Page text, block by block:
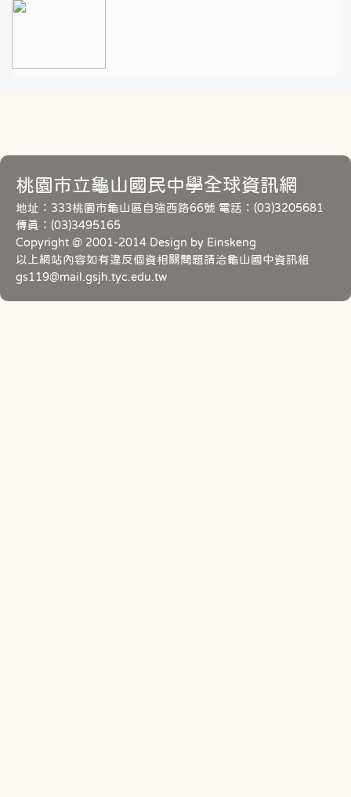
桃園市立龜山國民中學全球資訊網
地址：333桃園市龜山區自強西路66號 電話：(03)3205681
傳真：(03)3495165
Copyright @ 2001-2014 Design by Einskeng
以上網站內容如有違反個資相關問題請洽龜山國中資訊組
gs119@mail.gsjh.tyc.edu.tw